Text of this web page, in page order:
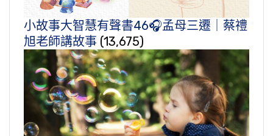
小故事大智慧有聲書46🎧孟母三遷｜蔡禮
旭老師講故事 (13,675)